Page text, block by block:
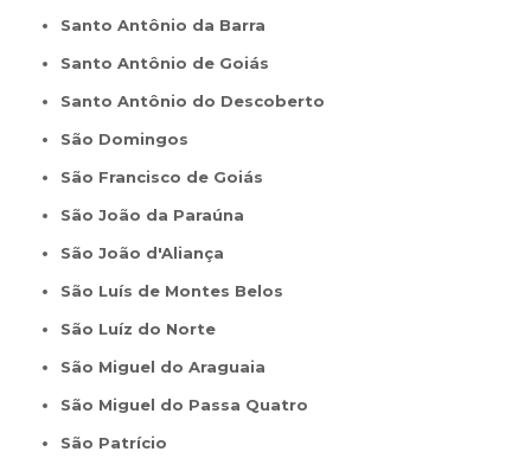
Santo Antônio da Barra
Santo Antônio de Goiás
Santo Antônio do Descoberto
São Domingos
São Francisco de Goiás
São João da Paraúna
São João d'Aliança
São Luís de Montes Belos
São Luíz do Norte
São Miguel do Araguaia
São Miguel do Passa Quatro
São Patrício